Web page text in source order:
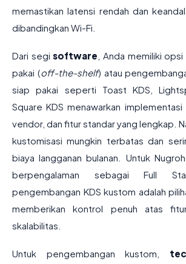
memastikan latensi rendah dan
dibandingkan Wi-Fi.
Dari segisoftware , Anda memiliki
pakai (off-the-shelf) atau
siap pakai seperti Toast KDS,
Square KDS menawarkan
vendor, dan fitur standar yang lengkap.
kustomisasi mungkin terbatas dan
biaya langganan bulanan. Untuk
berpengalaman sebagai Full
pengembangan KDS kustom adalah
memberikan kontrol penuh atas
skalabilitas.
Untuk pengembangan kustom,